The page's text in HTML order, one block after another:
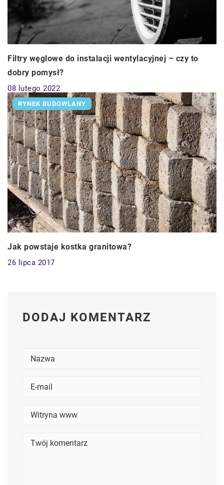
Filtry węglowe do instalacji wentylacyjnej – czy to
dobry pomysł?
08 lutego 2022
RYNEK BUDOWLANY
Jak powstaje kostka granitowa?
26 lipca 2017
DODAJ KOMENTARZ